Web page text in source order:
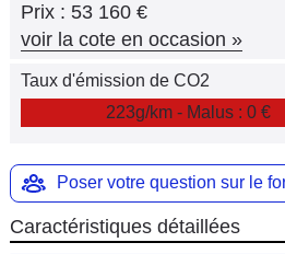
Marques
Prix : 53 160 €
voir la cote en occasion »
Taux d'émission de CO2
223g/km - Malus : 0 €
Poser votre question sur le
Caractéristiques détaillées